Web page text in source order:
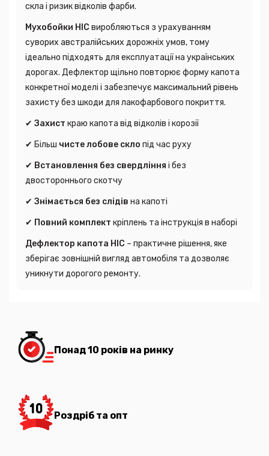
скла і ризик відколів фарби.
Мухобойки HIC виробляються з урахуванням
суворих австралійських дорожніх умов, тому
ідеально підходять для експлуатації на українських
дорогах. Дефлектор щільно повторює форму капота
конкретної моделі і забезпечує максимальний рівень
захисту без шкоди для лакофарбового покриття.
✔ Захист краю капота від відколів і корозії
✔ Більш чисте лобове скло під час руху
✔ Встановлення без свердління і без
двостороннього скотчу
✔ Знімається без слідів на капоті
✔ Повний комплект кріплень та інструкція в наборі
Дефлектор капота HIC – практичне рішення, яке
зберігає зовнішній вигляд автомобіля та дозволяє
уникнути дорогого ремонту.
Понад 10 років на ринку
Роздріб та опт